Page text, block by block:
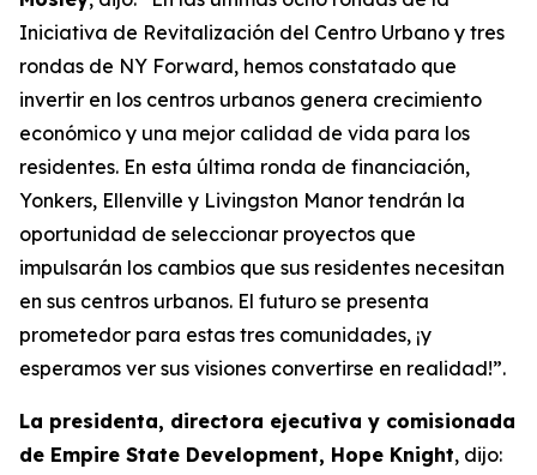
Iniciativa de Revitalización del Centro Urbano y tres
rondas de NY Forward, hemos constatado que
invertir en los centros urbanos genera crecimiento
económico y una mejor calidad de vida para los
residentes. En esta última ronda de financiación,
Yonkers, Ellenville y Livingston Manor tendrán la
oportunidad de seleccionar proyectos que
impulsarán los cambios que sus residentes necesitan
en sus centros urbanos. El futuro se presenta
prometedor para estas tres comunidades, ¡y
esperamos ver sus visiones convertirse en realidad!”.
La presidenta, directora ejecutiva y comisionada
de Empire State Development, Hope Knight, dijo: